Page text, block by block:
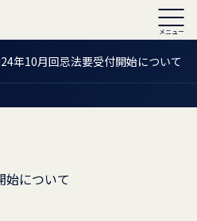
年10月回忌法要受付開始について
始について